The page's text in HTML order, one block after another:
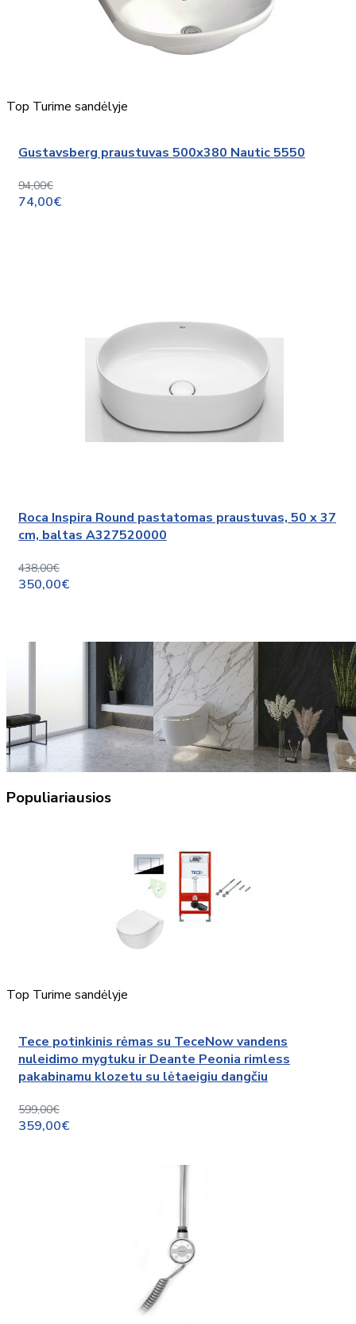
Top Turime sandėlyje
Gustavsberg praustuvas 500x380 Nautic 5550
94,00€
74,00€
Roca Inspira Round pastatomas praustuvas, 50 x 37
cm, baltas A327520000
438,00€
350,00€
Populiariausios
Top Turime sandėlyje
Tece potinkinis rėmas su TeceNow vandens
nuleidimo mygtuku ir Deante Peonia rimless
pakabinamu klozetu su lėtaeigiu dangčiu
599,00€
359,00€